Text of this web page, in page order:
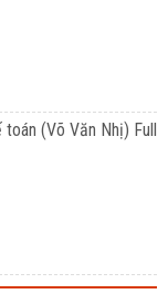
(Võ Văn Nhị) Full